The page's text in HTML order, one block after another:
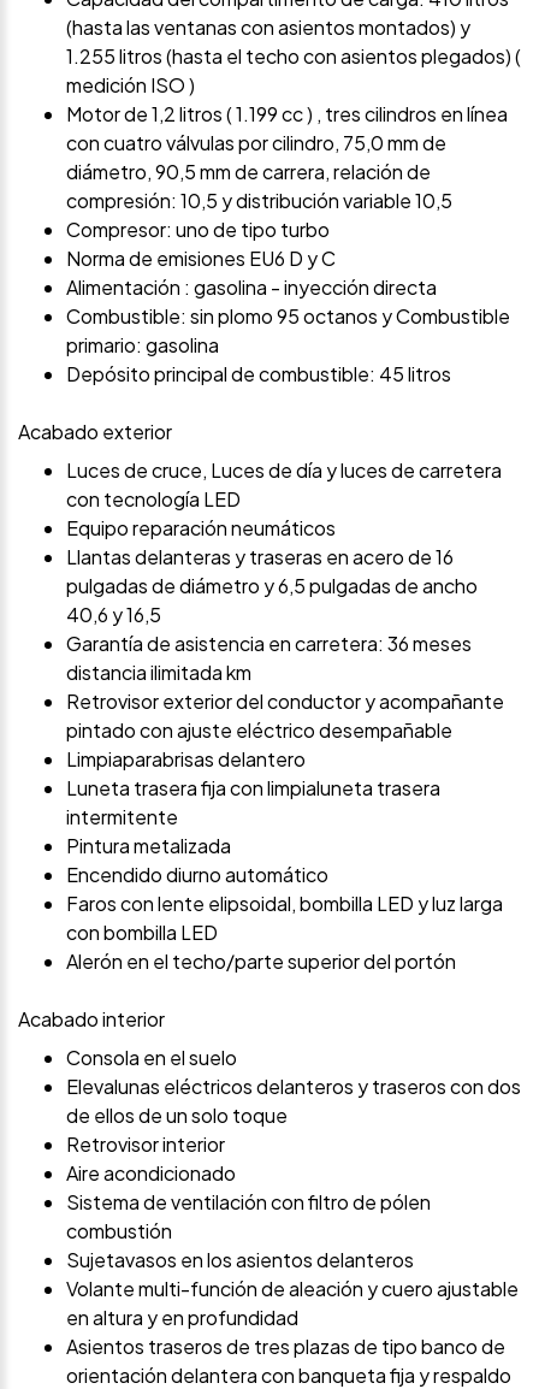
(hasta las ventanas con asientos montados) y
1.255 litros (hasta el techo con asientos plegados) (
medición ISO )
Motor de 1,2 litros ( 1.199 cc ) , tres cilindros en línea
con cuatro válvulas por cilindro, 75,0 mm de
diámetro, 90,5 mm de carrera, relación de
compresión: 10,5 y distribución variable 10,5
Compresor: uno de tipo turbo
Norma de emisiones EU6 D y C
Alimentación : gasolina - inyección directa
Combustible: sin plomo 95 octanos y Combustible
primario: gasolina
Depósito principal de combustible: 45 litros
Acabado exterior
Luces de cruce, Luces de día y luces de carretera
con tecnología LED
Equipo reparación neumáticos
Llantas delanteras y traseras en acero de 16
pulgadas de diámetro y 6,5 pulgadas de ancho
40,6 y 16,5
Garantía de asistencia en carretera: 36 meses
distancia ilimitada km
Retrovisor exterior del conductor y acompañante
pintado con ajuste eléctrico desempañable
Limpiaparabrisas delantero
Luneta trasera fija con limpialuneta trasera
intermitente
Pintura metalizada
Encendido diurno automático
Faros con lente elipsoidal, bombilla LED y luz larga
con bombilla LED
Alerón en el techo/parte superior del portón
Acabado interior
Consola en el suelo
Elevalunas eléctricos delanteros y traseros con dos
de ellos de un solo toque
Retrovisor interior
Aire acondicionado
Sistema de ventilación con filtro de pólen
combustión
Sujetavasos en los asientos delanteros
Volante multi-función de aleación y cuero ajustable
en altura y en profundidad
Asientos traseros de tres plazas de tipo banco de
orientación delantera con banqueta fija y respaldo